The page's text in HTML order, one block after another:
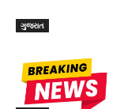
ગુજરાત